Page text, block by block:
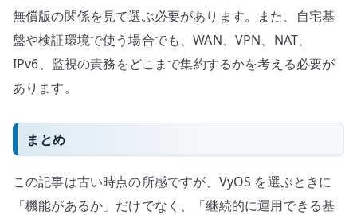
無償版の関係を見て選ぶ必要があります。また、自宅基
盤や検証環境で使う場合でも、WAN、VPN、NAT、
IPv6、監視の責務をどこまで集約するかを考える必要が
あります。
まとめ
この記事は古い時点の所感ですが、VyOS を選ぶときに
「機能があるか」だけでなく、「継続的に運用できる基